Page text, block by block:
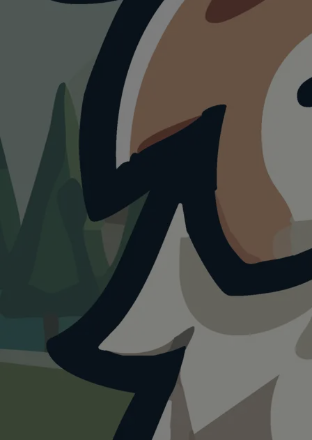
Schloss Schönbrunn
mit Hund
Heute ist
für Schloss Schönbrunn
mit Hund.
OpenWeatherMap